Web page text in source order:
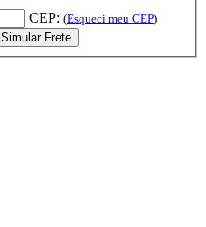
CEP: (Esqueci meu CEP)
Simular Frete